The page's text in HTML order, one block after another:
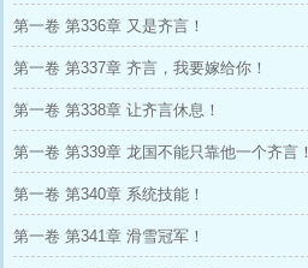
第一卷 第336章 又是齐言！
第一卷 第337章 齐言，我要嫁给你！
第一卷 第338章 让齐言休息！
第一卷 第339章 龙国不能只靠他一个齐言！
第一卷 第340章 系统技能！
第一卷 第341章 滑雪冠军！